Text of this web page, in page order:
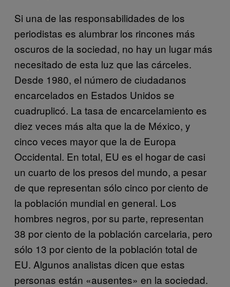
Si una de las responsabilidades de los
periodistas es alumbrar los rincones más
oscuros de la sociedad, no hay un lugar más
necesitado de esta luz que las cárceles.
Desde 1980, el número de ciudadanos
encarcelados en Estados Unidos se
cuadruplicó. La tasa de encarcelamiento es
diez veces más alta que la de México, y
cinco veces mayor que la de Europa
Occidental. En total, EU es el hogar de casi
un cuarto de los presos del mundo, a pesar
de que representan sólo cinco por ciento de
la población mundial en general. Los
hombres negros, por su parte, representan
38 por ciento de la población carcelaria, pero
sólo 13 por ciento de la población total de
EU. Algunos analistas dicen que estas
personas están «ausentes» en la sociedad.